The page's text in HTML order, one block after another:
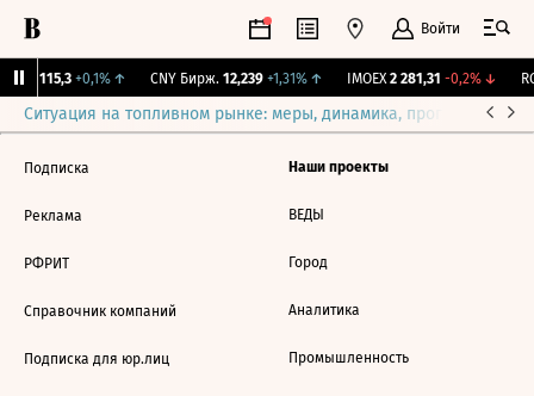
Войти
115,3 +0,1%↑ CNY Бирж. 12,239 +1,31%↑ IMOEX 2 281,31 -0,2%↓
Ситуация на топливном рынке: меры, динамика, прогнозы
Подписка
Реклама
РФРИТ
Справочник компаний
Подписка для юр.лиц
Наши проекты
ВЕДЫ
Город
Аналитика
Промышленность